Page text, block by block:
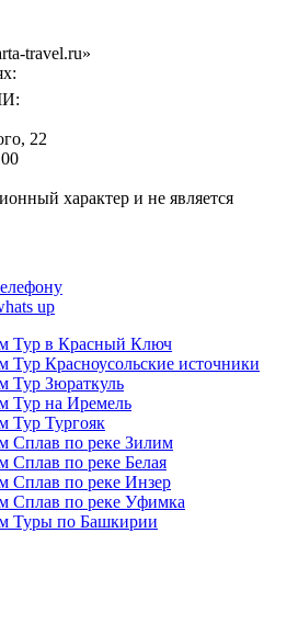
travel.ru»
22
характер и не является